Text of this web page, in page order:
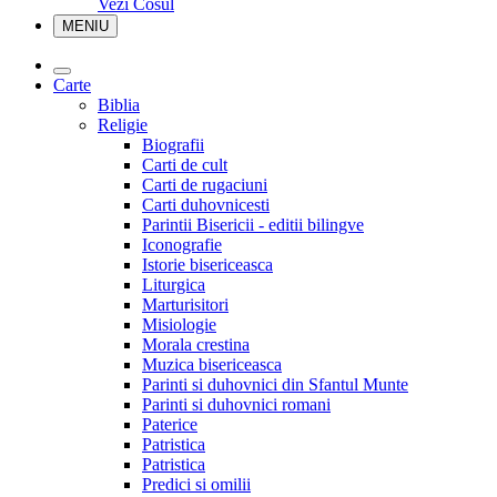
MENIU
Carte
Biblia
Religie
Biografii
Carti de cult
Carti de rugaciuni
Carti duhovnicesti
Parintii Bisericii - editii bilingve
Iconografie
Istorie bisericeasca
Liturgica
Marturisitori
Misiologie
Morala crestina
Muzica bisericeasca
Parinti si duhovnici din Sfantul Munte
Parinti si duhovnici romani
Paterice
Patristica
Patristica
Predici si omilii